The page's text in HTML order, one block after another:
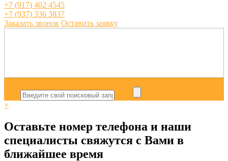
+7 (917) 402 4545
+7 (937) 336 3837
Заказать звонок Оставить заявку
×
Оставьте номер телефона и наши
специалисты свяжутся с Вами в
ближайшее время